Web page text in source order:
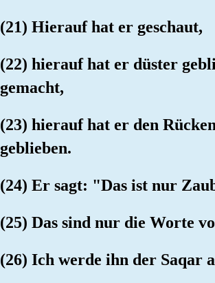
(21) Hierauf hat er geschaut,
(22) hierauf hat er düster
gemacht,
(23) hierauf hat er den
geblieben.
(24) Er sagt: "Das ist nur
(25) Das sind nur die Worte
(26) Ich werde ihn der Saqar